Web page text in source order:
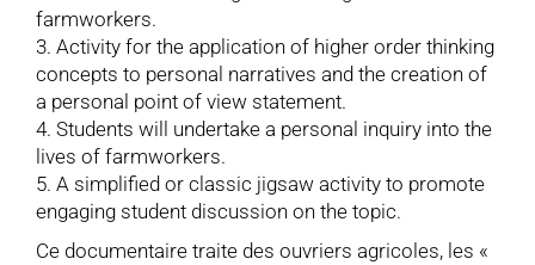
farmworkers.
3. Activity for the application of higher order thinking
concepts to personal narratives and the creation of
a personal point of view statement.
4. Students will undertake a personal inquiry into the
lives of farmworkers.
5. A simplified or classic jigsaw activity to promote
engaging student discussion on the topic.
Ce documentaire traite des ouvriers agricoles, les «